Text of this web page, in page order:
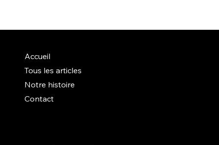
Accueil
Tous les articles
Notre histoire
Contact